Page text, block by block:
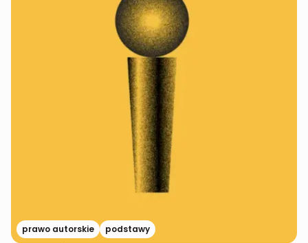
prawo autorskie
podstawy